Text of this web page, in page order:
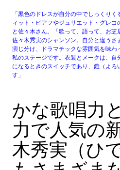
「黒色のドレスが自分の中でしっくりく
ィット・ピアフやジュリエット・グレコ
と佐々木さん。「歌って、語って、お芝
佐々木秀実のシャンソン。自分と違うさ
演じ分け、ドラマチックな雰囲気を味わ
私のステージです。衣装とメークは、自
になるときのスイッチであり、鎧（よろ
す」
かな歌唱力
力で人気の
木秀実（ひ